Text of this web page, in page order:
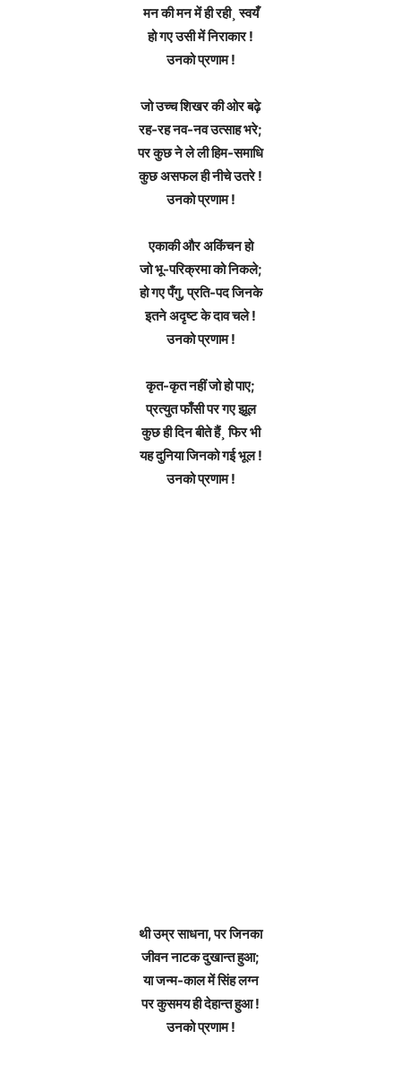
मन की मन में ही रही¸ स्वयँ
हो गए उसी में निराकार !
उनको प्रणाम !
जो उच्च शिखर की ओर बढ़े
रह-रह नव-नव उत्साह भरे;
पर कुछ ने ले ली हिम-समाधि
कुछ असफल ही नीचे उतरे !
उनको प्रणाम !
एकाकी और अकिंचन हो
जो भू-परिक्रमा को निकले;
हो गए पँगु, प्रति-पद जिनके
इतने अदृष्ट के दाव चले !
उनको प्रणाम !
कृत-कृत नहीं जो हो पाए;
प्रत्युत फाँसी पर गए झूल
कुछ ही दिन बीते हैं¸ फिर भी
यह दुनिया जिनको गई भूल !
उनको प्रणाम !
थी उम्र साधना, पर जिनका
जीवन नाटक दुखान्त हुआ;
या जन्म-काल में सिंह लग्न
पर कुसमय ही देहान्त हुआ !
उनको प्रणाम !